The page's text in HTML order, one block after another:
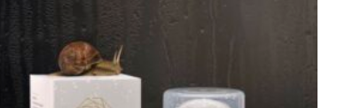
frequenti
Irritazioni e
Pelli Grasse